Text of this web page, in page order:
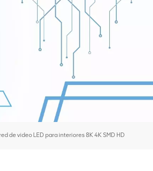
Italiano
Español
de video LED para interiores 8K 4K SMD HD